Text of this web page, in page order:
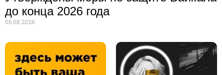
до конца 2026 года
06.08.2026